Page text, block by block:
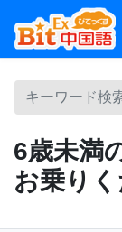
6歳未満
お乗りく